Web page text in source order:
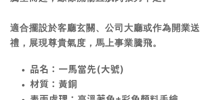
適合擺設於客廳玄關、公司大廳或作為開業送
禮，展現尊貴氣度，馬上事業騰飛。
品名：一馬當先(大號)
材質：黃銅